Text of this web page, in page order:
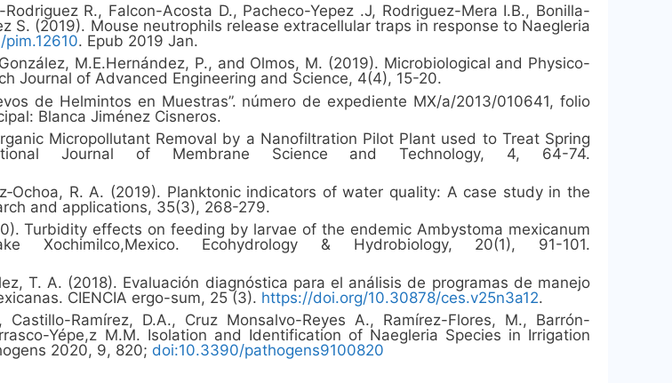
R., Falcon-Acosta D., Pacheco-Yepez .J, Rodriguez-Mera I.B., Bonilla-
S. (2019). Mouse neutrophils release extracellular traps in response to Naegleria
pim.12610. Epub 2019 Jan.
M.E.Hernández, P., and Olmos, M. (2019). Microbiological and Physico-
Journal of Advanced Engineering and Science, 4(4), 15-20.
de Helmintos en Muestras”. número de expediente MX/a/2013/010641, folio
Blanca Jiménez Cisneros.
Micropollutant Removal by a Nanofiltration Pilot Plant used to Treat Spring
Journal of Membrane Science and Technology, 4, 64-74.
R. A. (2019). Planktonic indicators of water quality: A case study in the
and applications, 35(3), 268-279.
Turbidity effects on feeding by larvae of the endemic Ambystoma mexicanum
Ecohydrology & Hydrobiology, 20(1), 91-101.
T. A. (2018). Evaluación diagnóstica para el análisis de programas de manejo
CIENCIA ergo-sum, 25 (3). https://doi.org/10.30878/ces.v25n3a12.
Ramírez, D.A., Cruz Monsalvo-Reyes A., Ramírez-Flores, M., Barrón-
Yépe,z M.M. Isolation and Identification of Naegleria Species in Irrigation
2020, 9, 820; doi:10.3390/pathogens9100820